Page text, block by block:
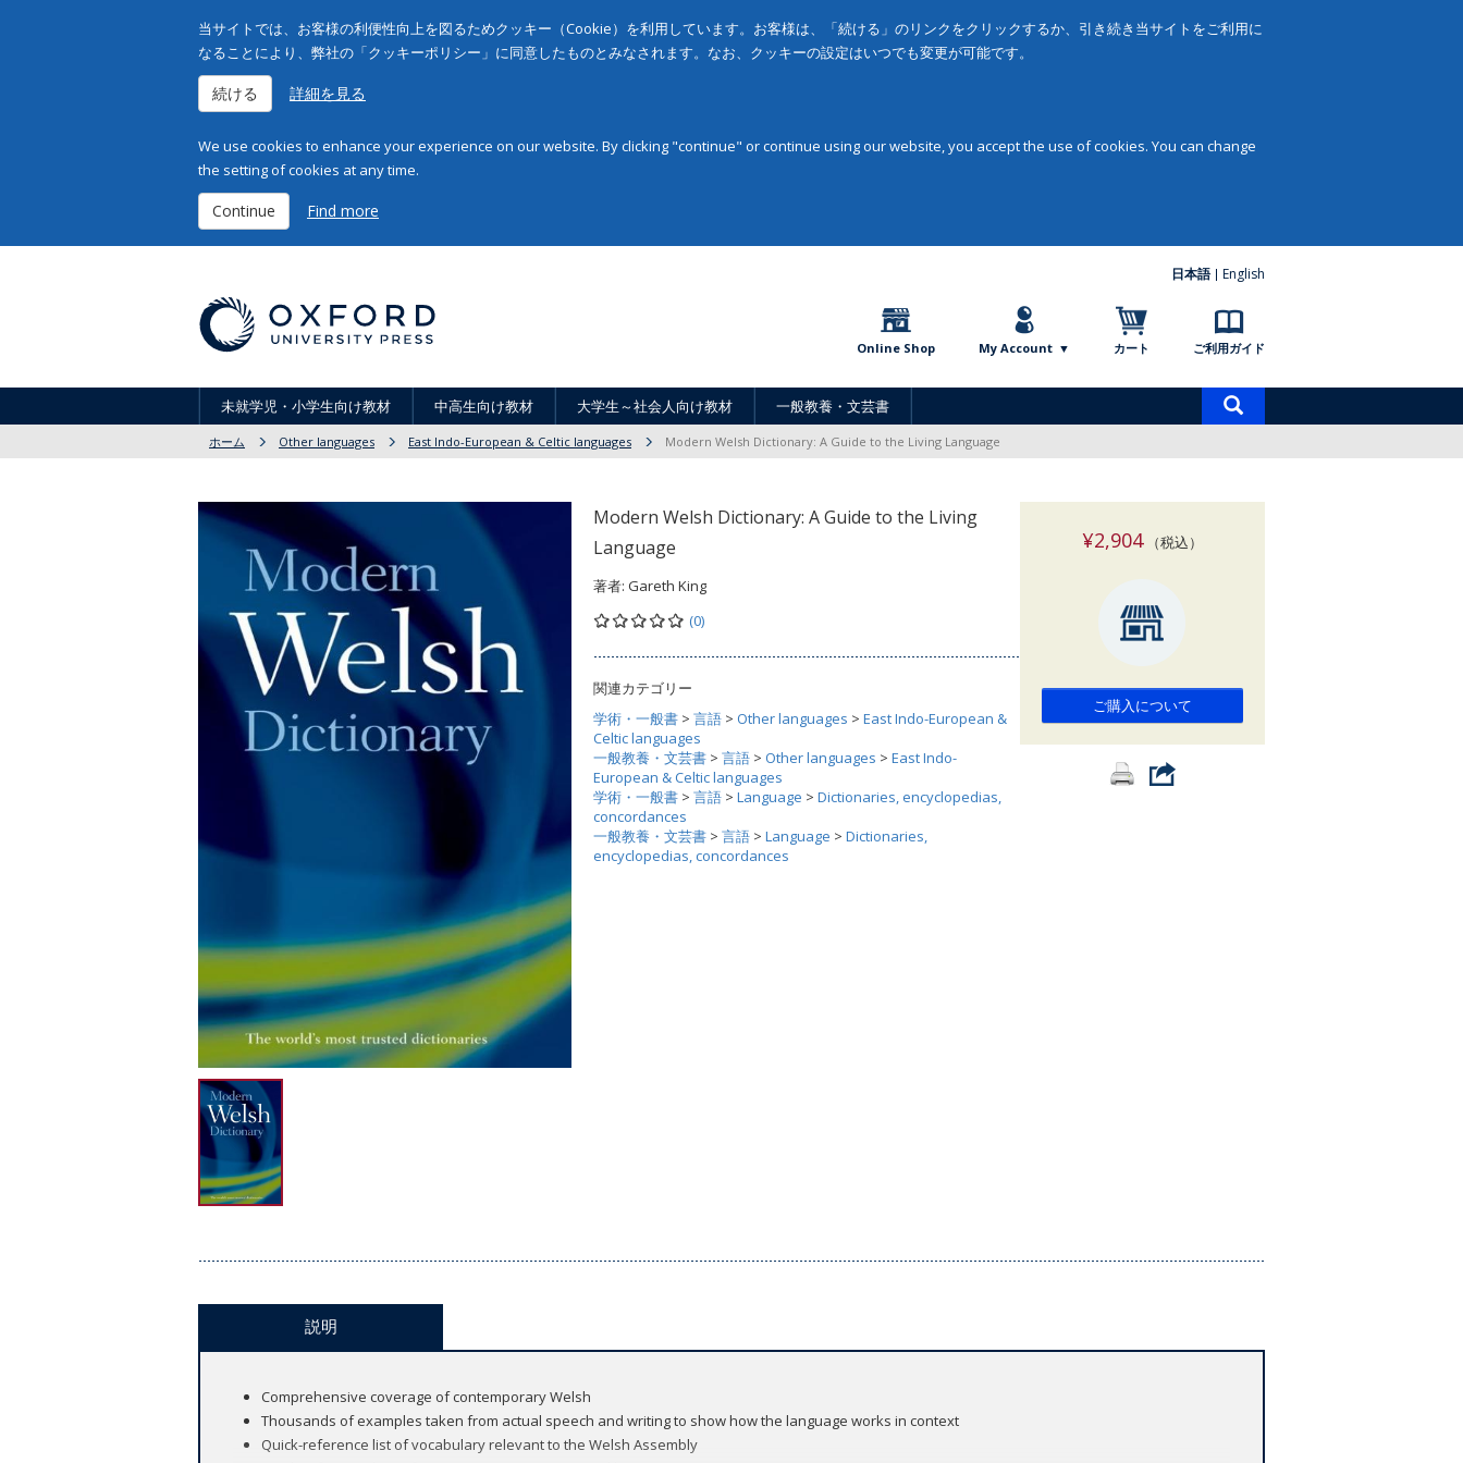
当サイトでは、お客様の利便性向上を図るためクッキー（Cookie）を利用しています。お客様は、「続ける」のリンクをクリックするか、引き続き当サイトをご利用に
なることにより、弊社の「クッキーポリシー」に同意したものとみなされます。なお、クッキーの設定はいつでも変更が可能です。
続ける 詳細を見る
We use cookies to enhance your experience on our website. By clicking "continue" or continue using our website, you accept the use of cookies. You can change
the setting of cookies at any time.
Continue Find more
日本語 English
Online Shop My Account カート ご利用ガイド
未就学児・小学生向け教材 中高生向け教材 大学生～社会人向け教材 一般教養・文芸書
索
ホーム Other languages East Indo-European & Celtic languages Modern Welsh Dictionary: A Guide to the Living Language
Modern Welsh Dictionary: A Guide to the Living
Language
著者: Gareth King
(0)
関連カテゴリー
学術・一般書 > 言語 > Other languages > East Indo-European &
Celtic languages
一般教養・文芸書 > 言語 > Other languages > East Indo-
European & Celtic languages
学術・一般書 > 言語 > Language > Dictionaries, encyclopedias,
concordances
一般教養・文芸書 > 言語 > Language > Dictionaries,
encyclopedias, concordances
¥2,904（税込）
ご購入について
説明
Comprehensive coverage of contemporary Welsh
Thousands of examples taken from actual speech and writing to show how the language works in context
Quick-reference list of vocabulary relevant to the Welsh Assembly